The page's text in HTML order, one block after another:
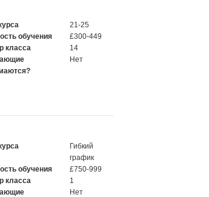
21-25
обучения
£300-449
класса
14
Нет
Гибкий
график
обучения
£750-999
класса
1
Нет